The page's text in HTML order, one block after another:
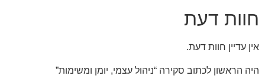
חוות דעת
אין עדיין חוות דעת.
היה הראשון לכתוב סקירה “ניהול עצמי, יומן ומשימות”